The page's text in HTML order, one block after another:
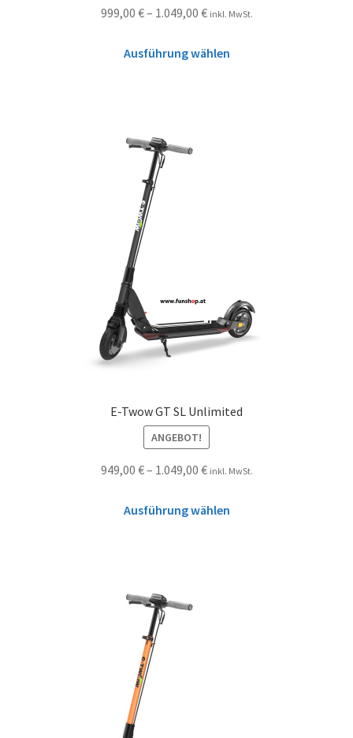
999,00 €– 1.049,00 € inkl. MwSt.
Ausführung wählen
E-Twow GT SL Unlimited
ANGEBOT!
949,00 €– 1.049,00 € inkl. MwSt.
Ausführung wählen